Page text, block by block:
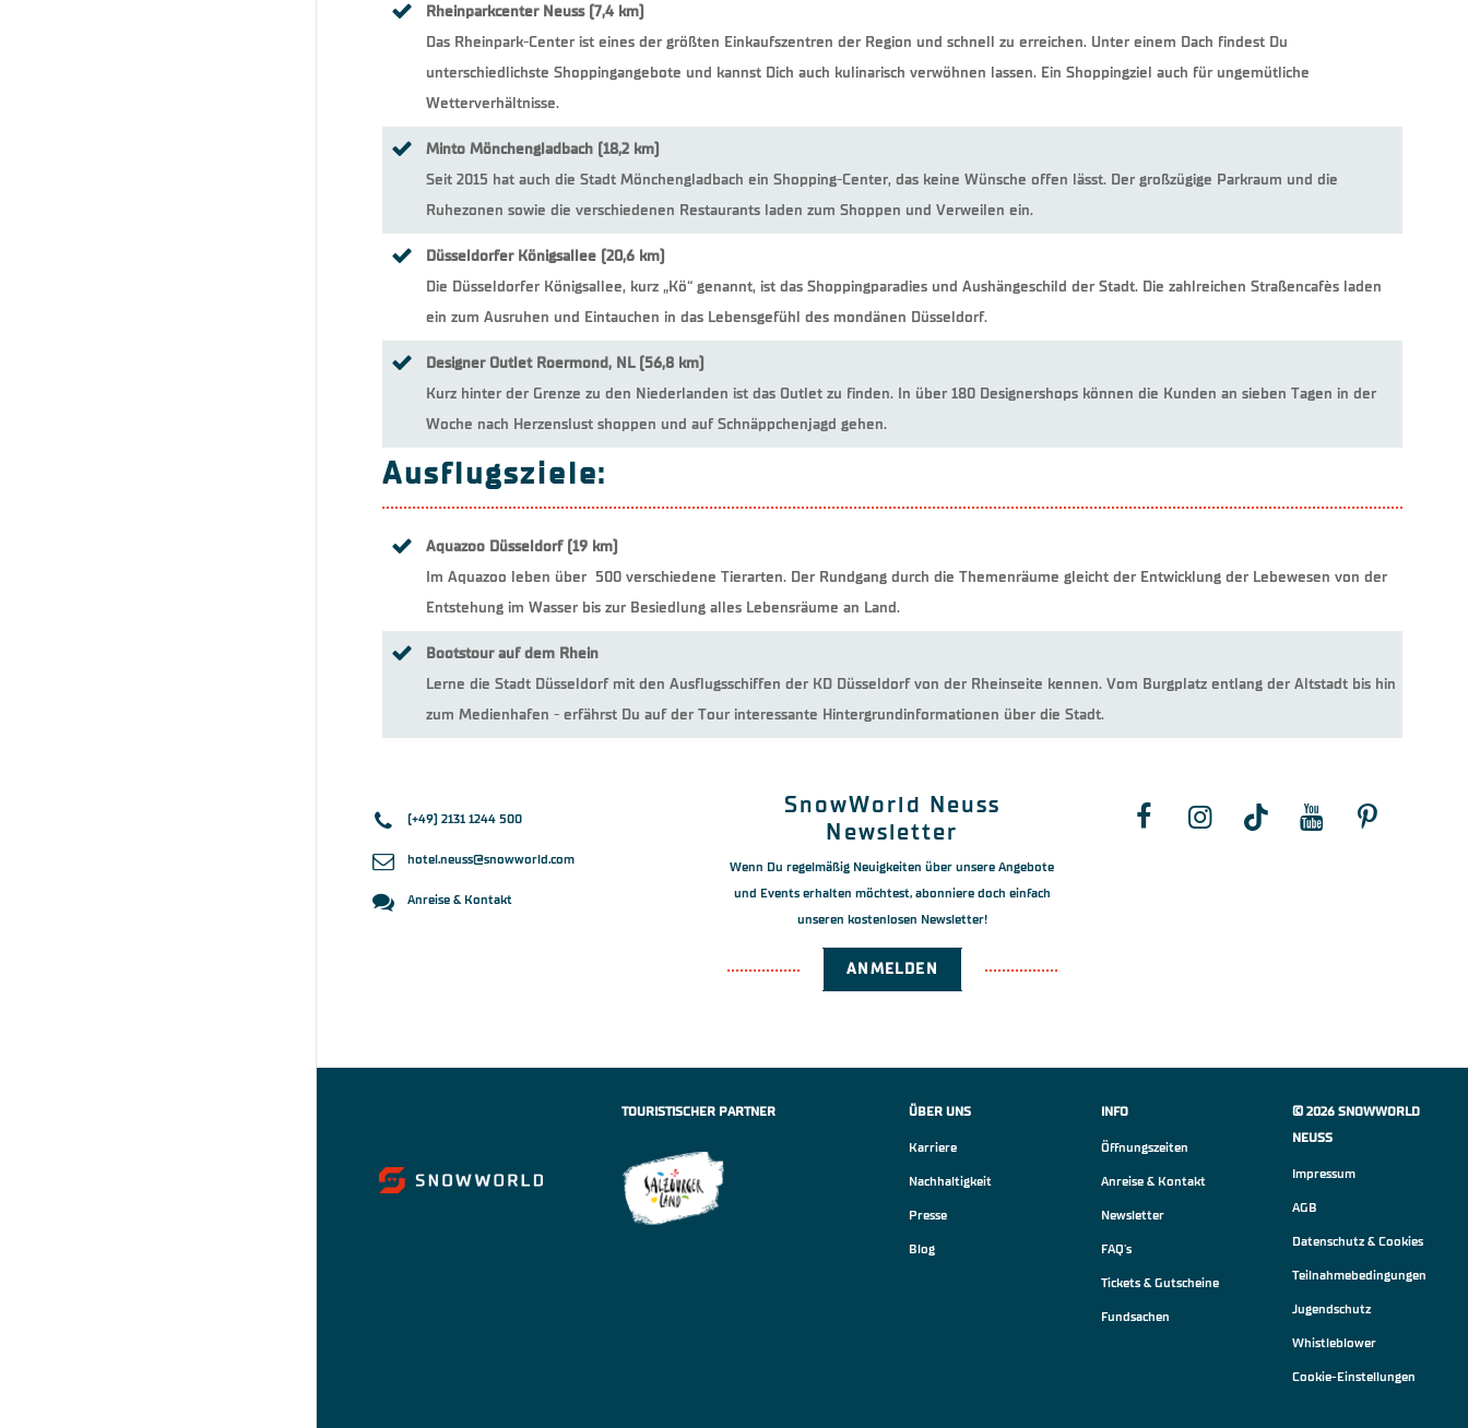
Rheinparkcenter Neuss (7,4 km)
Das Rheinpark-Center ist eines der größten Einkaufszentren der Region und schnell zu erreichen. Unter einem Dach findest Du
unterschiedlichste Shoppingangebote und kannst Dich auch kulinarisch verwöhnen lassen. Ein Shoppingziel auch für ungemütliche
Wetterverhältnisse.
Minto Mönchengladbach (18,2 km)
Seit 2015 hat auch die Stadt Mönchengladbach ein Shopping-Center, das keine Wünsche offen lässt. Der großzügige Parkraum und die
Ruhezonen sowie die verschiedenen Restaurants laden zum Shoppen und Verweilen ein.
Düsseldorfer Königsallee (20,6 km)
Die Düsseldorfer Königsallee, kurz „Kö“ genannt, ist das Shoppingparadies und Aushängeschild der Stadt. Die zahlreichen Straßencafès laden
ein zum Ausruhen und Eintauchen in das Lebensgefühl des mondänen Düsseldorf.
Designer Outlet Roermond, NL (56,8 km)
Kurz hinter der Grenze zu den Niederlanden ist das Outlet zu finden. In über 180 Designershops können die Kunden an sieben Tagen in der
Woche nach Herzenslust shoppen und auf Schnäppchenjagd gehen.
Ausflugsziele:
Aquazoo Düsseldorf (19 km)
Im Aquazoo leben über 500 verschiedene Tierarten. Der Rundgang durch die Themenräume gleicht der Entwicklung der Lebewesen von der
Entstehung im Wasser bis zur Besiedlung alles Lebensräume an Land.
Bootstour auf dem Rhein
Lerne die Stadt Düsseldorf mit den Ausflugsschiffen der KD Düsseldorf von der Rheinseite kennen. Vom Burgplatz entlang der Altstadt bis hin
zum Medienhafen - erfährst Du auf der Tour interessante Hintergrundinformationen über die Stadt.
(+49) 2131 1244 500
hotel.neuss@snowworld.com
Anreise & Kontakt
SnowWorld Neuss
Newsletter
Wenn Du regelmäßig Neuigkeiten über unsere Angebote
und Events erhalten möchtest, abonniere doch einfach
unseren kostenlosen Newsletter!
ANMELDEN
TOURISTISCHER PARTNER ÜBER UNS
Karriere
Nachhaltigkeit
Presse
Blog
INFO
Öffnungszeiten
Anreise & Kontakt
Newsletter
FAQ's
Tickets & Gutscheine
Fundsachen
© 2026 SNOWWORLD
NEUSS
Impressum
AGB
Datenschutz & Cookies
Teilnahmebedingungen
Jugendschutz
Whistleblower
Cookie-Einstellungen